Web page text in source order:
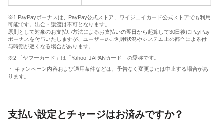
※1 PayPayボーナスは、PayPay公式ストア、ワイジェイカード公式ストアでも利用
可能です。出金・譲渡は不可となります。
原則として対象のお支払い方法によるお支払いの翌日から起算して30日後にPayPay
ボーナスを付与いたしますが、ユーザーのご利用状況やシステム上の都合による付
与時期が遅くなる場合があります。
※2 「ヤフーカード」は「Yahoo! JAPANカード」の愛称です。
・ キャンペーン内容および適用条件などは、予告なく変更または中止する場合があ
ります。
支払い設定とチャージはお済みですか？